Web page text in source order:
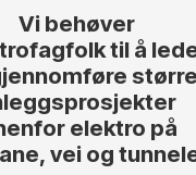
Vi behøver
til å
større
elektro på
vei og